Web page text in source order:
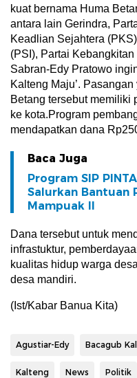
kuat bernama Huma
antara lain Gerindra,
Keadlian Sejahtera
(PSI), Partai
Sabran-Edy Pratowo
Kalteng Maju’.
Betang tersebut memiliki
ke kota.Program
mendapatkan dana
Baca Juga
Program SIP
Salurkan Bantuan
Mampuak ll
Dana tersebut untuk
infrastuktur,
kualitas hidup warga
desa mandiri.
(Ist/Kabar Banua Kita)
Agustiar-Edy Bacagub
Kalteng News Politik